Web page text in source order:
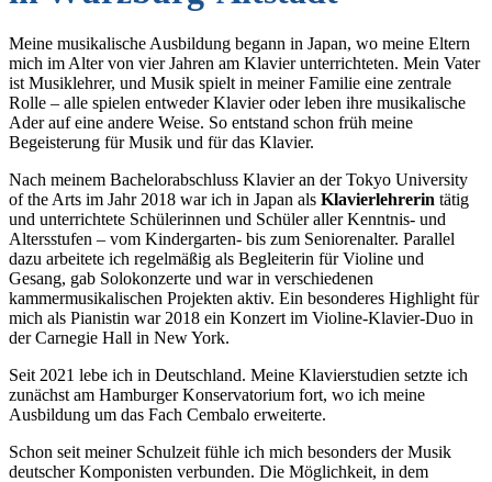
Meine musikalische Ausbildung begann in Japan, wo meine Eltern
mich im Alter von vier Jahren am Klavier unterrichteten. Mein Vater
ist Musiklehrer, und Musik spielt in meiner Familie eine zentrale
Rolle – alle spielen entweder Klavier oder leben ihre musikalische
Ader auf eine andere Weise. So entstand schon früh meine
Begeisterung für Musik und für das Klavier.
Nach meinem Bachelorabschluss Klavier an der Tokyo University
of the Arts im Jahr 2018 war ich in Japan als Klavierlehrerin tätig
und unterrichtete Schülerinnen und Schüler aller Kenntnis- und
Altersstufen – vom Kindergarten- bis zum Seniorenalter. Parallel
dazu arbeitete ich regelmäßig als Begleiterin für Violine und
Gesang, gab Solokonzerte und war in verschiedenen
kammermusikalischen Projekten aktiv. Ein besonderes Highlight für
mich als Pianistin war 2018 ein Konzert im Violine-Klavier-Duo in
der Carnegie Hall in New York.
Seit 2021 lebe ich in Deutschland. Meine Klavierstudien setzte ich
zunächst am Hamburger Konservatorium fort, wo ich meine
Ausbildung um das Fach Cembalo erweiterte.
Schon seit meiner Schulzeit fühle ich mich besonders der Musik
deutscher Komponisten verbunden. Die Möglichkeit, in dem